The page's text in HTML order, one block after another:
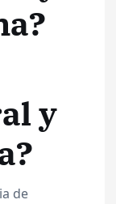
y
de